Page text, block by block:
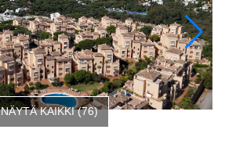
NÄYTÄ KAIKKI(76)